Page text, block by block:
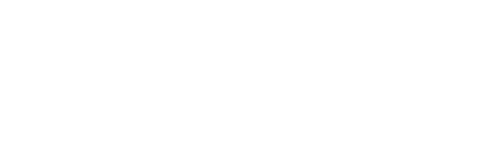
длины выбранного наконечника.